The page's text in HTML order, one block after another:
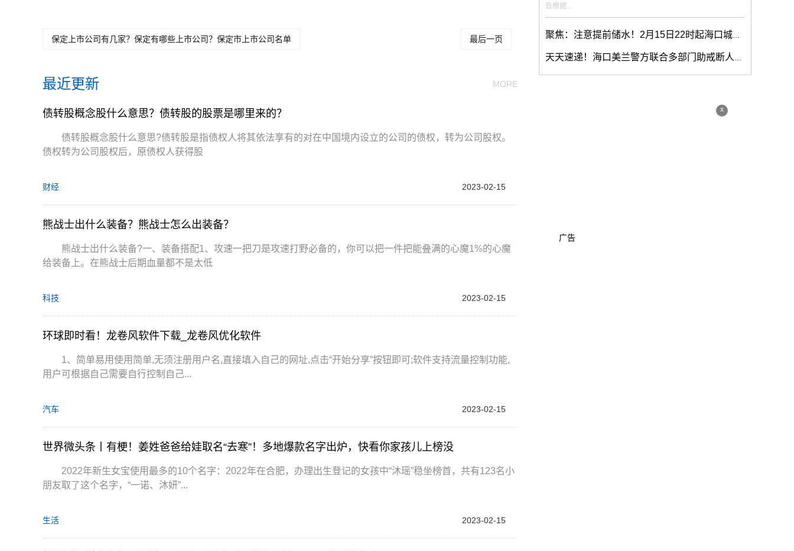
保定上市公司有几家？保定有哪些上市公司？保定市上市公司名单 最后一页
最近更新 MORE
债转股概念股什么意思？债转股的股票是哪里来的？
债转股概念股什么意思?债转股是指债权人将其依法享有的对在中国境内设立的公司的债权，转为公司股权。
债权转为公司股权后，原债权人获得股
财经 2023-02-15
熊战士出什么装备？熊战士怎么出装备？
熊战士出什么装备?一、装备搭配1、攻速一把刀是攻速打野必备的，你可以把一件把能叠满的心魔1%的心魔
给装备上。在熊战士后期血量都不是太低
科技 2023-02-15
环球即时看！龙卷风软件下载_龙卷风优化软件
1、简单易用使用简单,无须注册用户名,直接填入自己的网址,点击“开始分享”按钮即可;软件支持流量控制功能,
用户可根据自己需要自行控制自己...
汽车 2023-02-15
世界微头条丨有梗！姜姓爸爸给娃取名“去寒”！多地爆款名字出炉，快看你家孩儿上榜没
2022年新生女宝使用最多的10个名字：2022年在合肥，办理出生登记的女孩中“沐瑶”稳坐榜首，共有123名小
朋友取了这个名字，“一诺、沐妍”...
生活 2023-02-15
告根据...
聚焦：注意提前储水！2月15日22时起海口城区多路段或停水
天天速递！海口美兰警方联合多部门助戒断人员回归社会
x
广告